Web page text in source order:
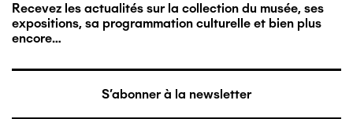
Recevez les actualités sur la collection du musée, ses
expositions, sa programmation culturelle et bien plus
encore…
S'abonner à la newsletter